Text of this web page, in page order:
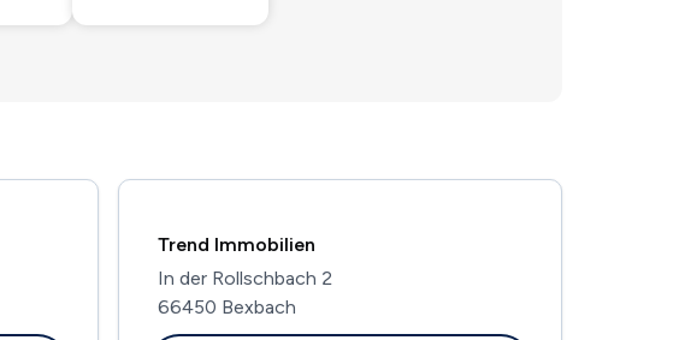
Trend Immobilien
In der Rollschbach 2
66450 Bexbach